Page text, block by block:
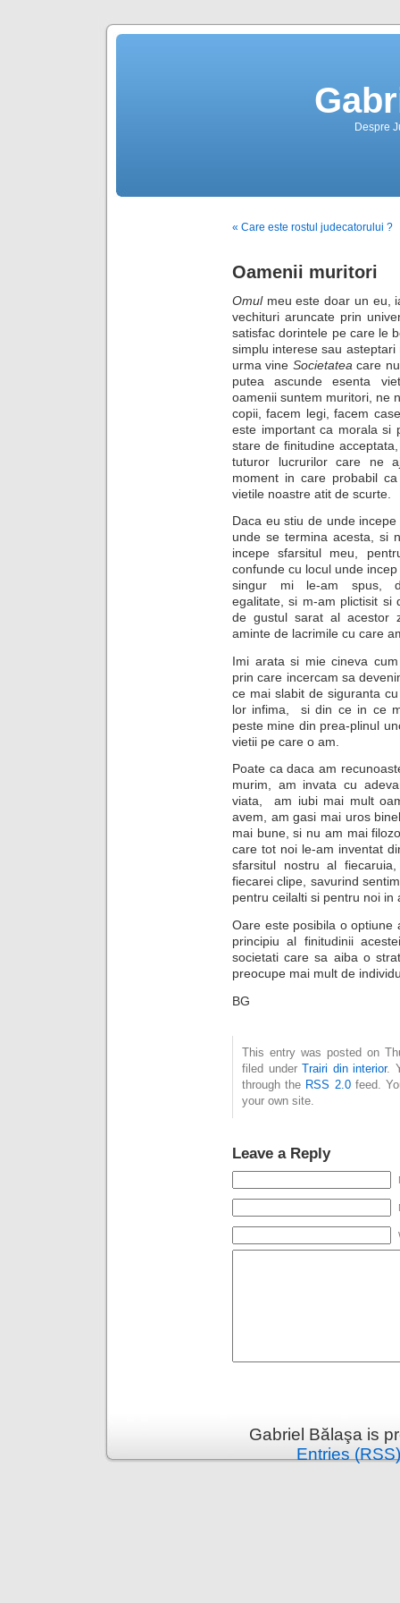
Despre
« Care este rostul judecatorului ?
Oamenii muritori
Omul meu este doar un eu,
vechituri aruncate prin
satisfac dorintele pe care le
simplu interese sau
urma vine Societatea care
putea ascunde esenta
oamenii suntem muritori, ne
copii, facem legi, facem
este important ca morala si
stare de finitudine
tuturor lucrurilor care ne
moment in care probabil
vietile noastre atit de scurte.
Daca eu stiu de unde incepe
unde se termina acesta, si
incepe sfarsitul meu,
confunde cu locul unde
singur mi le-am spus,
egalitate, si m-am plictisit si
de gustul sarat al acestor
aminte de lacrimile cu care
Imi arata si mie cineva
prin care incercam sa
ce mai slabit de siguranta
lor infima, si din ce in ce
peste mine din prea-plinul
vietii pe care o am.
Poate ca daca am
murim, am invata cu
viata, am iubi mai mult
avem, am gasi mai uros
mai bune, si nu am mai
care tot noi le-am inventat
sfarsitul nostru al
fiecarei clipe, savurind
pentru ceilalti si pentru noi
Oare este posibila o
principiu al finitudinii
societati care sa aiba o
preocupe mai mult de
BG
This entry was posted on
filed underTrairi din interior.
through the RSS 2.0feed.
your own site.
Leave a Reply
Gabriel Bălaşa is
Entries (RSS)